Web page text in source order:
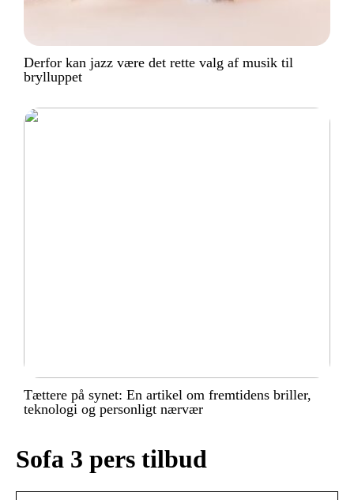
Derfor kan jazz være det rette valg af musik til
brylluppet
Tættere på synet: En artikel om fremtidens briller,
teknologi og personligt nærvær
Sofa 3 pers tilbud